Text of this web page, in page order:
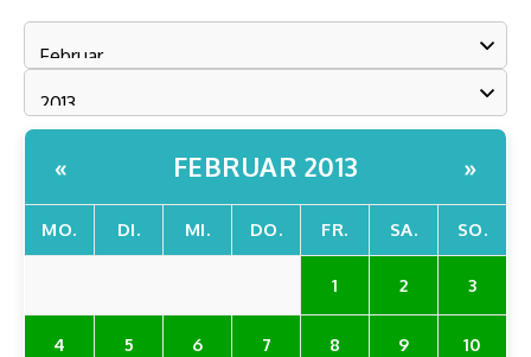
« FEBRUAR 2013 »
MO. DI. MI. DO. FR. SA. SO.
1 2 3
4 5 6 7 8 9 10